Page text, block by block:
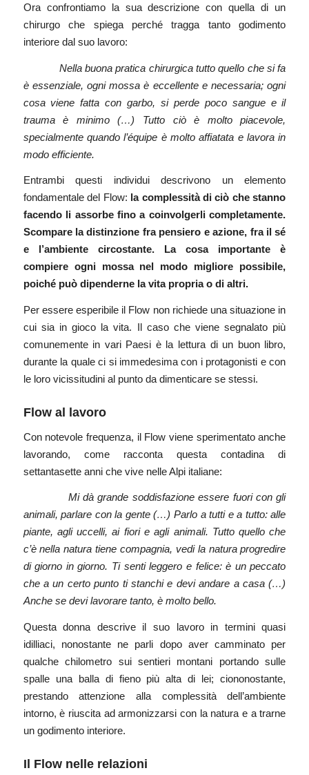
Ora confrontiamo la sua descrizione con quella di un
chirurgo che spiega perché tragga tanto godimento
interiore dal suo lavoro:
Nella buona pratica chirurgica tutto quello che si fa
è essenziale, ogni mossa è eccellente e necessaria; ogni
cosa viene fatta con garbo, si perde poco sangue e il
trauma è minimo (…) Tutto ciò è molto piacevole,
specialmente quando l’équipe è molto affiatata e lavora in
modo efficiente.
Entrambi questi individui descrivono un elemento
fondamentale del Flow: la complessità di ciò che stanno
facendo li assorbe fino a coinvolgerli completamente.
Scompare la distinzione fra pensiero e azione, fra il sé
e l’ambiente circostante. La cosa importante è
compiere ogni mossa nel modo migliore possibile,
poiché può dipenderne la vita propria o di altri.
Per essere esperibile il Flow non richiede una situazione in
cui sia in gioco la vita. Il caso che viene segnalato più
comunemente in vari Paesi è la lettura di un buon libro,
durante la quale ci si immedesima con i protagonisti e con
le loro vicissitudini al punto da dimenticare se stessi.
Flow al lavoro
Con notevole frequenza, il Flow viene sperimentato anche
lavorando, come racconta questa contadina di
settantasette anni che vive nelle Alpi italiane:
Mi dà grande soddisfazione essere fuori con gli
animali, parlare con la gente (…) Parlo a tutti e a tutto: alle
piante, agli uccelli, ai fiori e agli animali. Tutto quello che
c’è nella natura tiene compagnia, vedi la natura progredire
di giorno in giorno. Ti senti leggero e felice: è un peccato
che a un certo punto ti stanchi e devi andare a casa (…)
Anche se devi lavorare tanto, è molto bello.
Questa donna descrive il suo lavoro in termini quasi
idilliaci, nonostante ne parli dopo aver camminato per
qualche chilometro sui sentieri montani portando sulle
spalle una balla di fieno più alta di lei; ciononostante,
prestando attenzione alla complessità dell’ambiente
intorno, è riuscita ad armonizzarsi con la natura e a trarne
un godimento interiore.
Il Flow nelle relazioni